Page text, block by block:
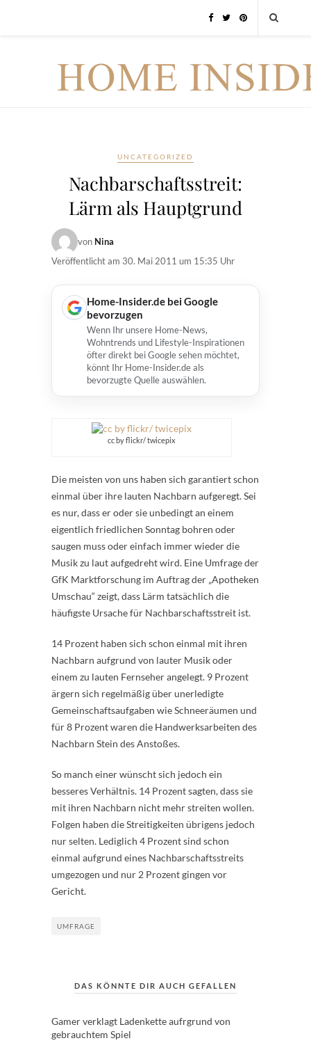
UNCATEGORIZED
Nachbarschaftsstreit:
Lärm als Hauptgrund
von Nina
Veröffentlicht am 30. Mai 2011 um 15:35 Uhr
Home-Insider.de bei Google
bevorzugen
Wenn Ihr unsere Home-News,
Wohntrends und Lifestyle-Inspirationen
öfter direkt bei Google sehen möchtet,
könnt Ihr Home-Insider.de als
bevorzugte Quelle auswählen.
cc by flickr/ twicepix
Die meisten von uns haben sich garantiert schon
einmal über ihre lauten Nachbarn aufgeregt. Sei
es nur, dass er oder sie unbedingt an einem
eigentlich friedlichen Sonntag bohren oder
saugen muss oder einfach immer wieder die
Musik zu laut aufgedreht wird. Eine Umfrage der
GfK Marktforschung im Auftrag der „Apotheken
Umschau“ zeigt, dass Lärm tatsächlich die
häufigste Ursache für Nachbarschaftsstreit ist.
14 Prozent haben sich schon einmal mit ihren
Nachbarn aufgrund von lauter Musik oder
einem zu lauten Fernseher angelegt. 9 Prozent
ärgern sich regelmäßig über unerledigte
Gemeinschaftsaufgaben wie Schneeräumen und
für 8 Prozent waren die Handwerksarbeiten des
Nachbarn Stein des Anstoßes.
So manch einer wünscht sich jedoch ein
besseres Verhältnis. 14 Prozent sagten, dass sie
mit ihren Nachbarn nicht mehr streiten wollen.
Folgen haben die Streitigkeiten übrigens jedoch
nur selten. Lediglich 4 Prozent sind schon
einmal aufgrund eines Nachbarschaftsstreits
umgezogen und nur 2 Prozent gingen vor
Gericht.
UMFRAGE
DAS KÖNNTE DIR AUCH GEFALLEN
Gamer verklagt Ladenkette aufrgrund von
gebrauchtem Spiel